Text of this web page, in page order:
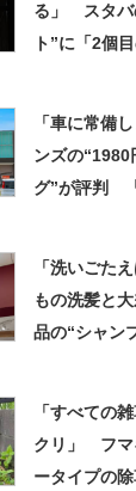
る」 スタバ
ト”に「2個
「車に常備
ンズの“1980
グ”が評判
「洗いごた
もの洗髪と
品の“シャン
「すべての
クリ」 フマ
ータイプの